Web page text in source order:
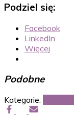
Podziel się:
Facebook
LinkedIn
Więcej
Podobne
Kategorie: